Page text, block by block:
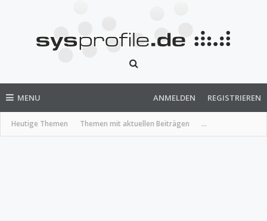
MENU
Heutige Themen Themen mit aktuellen Beiträgen ...
ANMELDEN REGISTRIEREN